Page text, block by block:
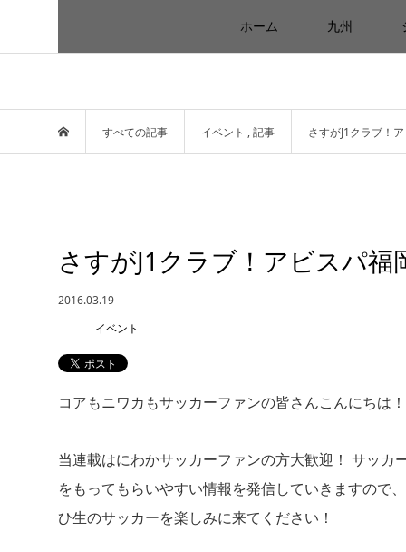
ホーム 九州
すべての記事 イベント ,記事 さすがJ1クラブ！
さすがJ1クラブ！アビスパ
2016.03.19
イベント
コアもニワカもサッカーファンの皆さんこんにちは
当連載はにわかサッカーファンの方大歓迎！ サッカ
をもってもらいやすい情報を発信していきますので
ひ生のサッカーを楽しみに来てください！